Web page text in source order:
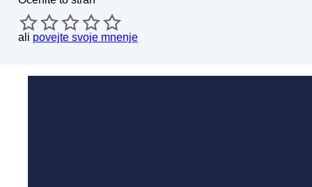
ali povejte svoje mnenje